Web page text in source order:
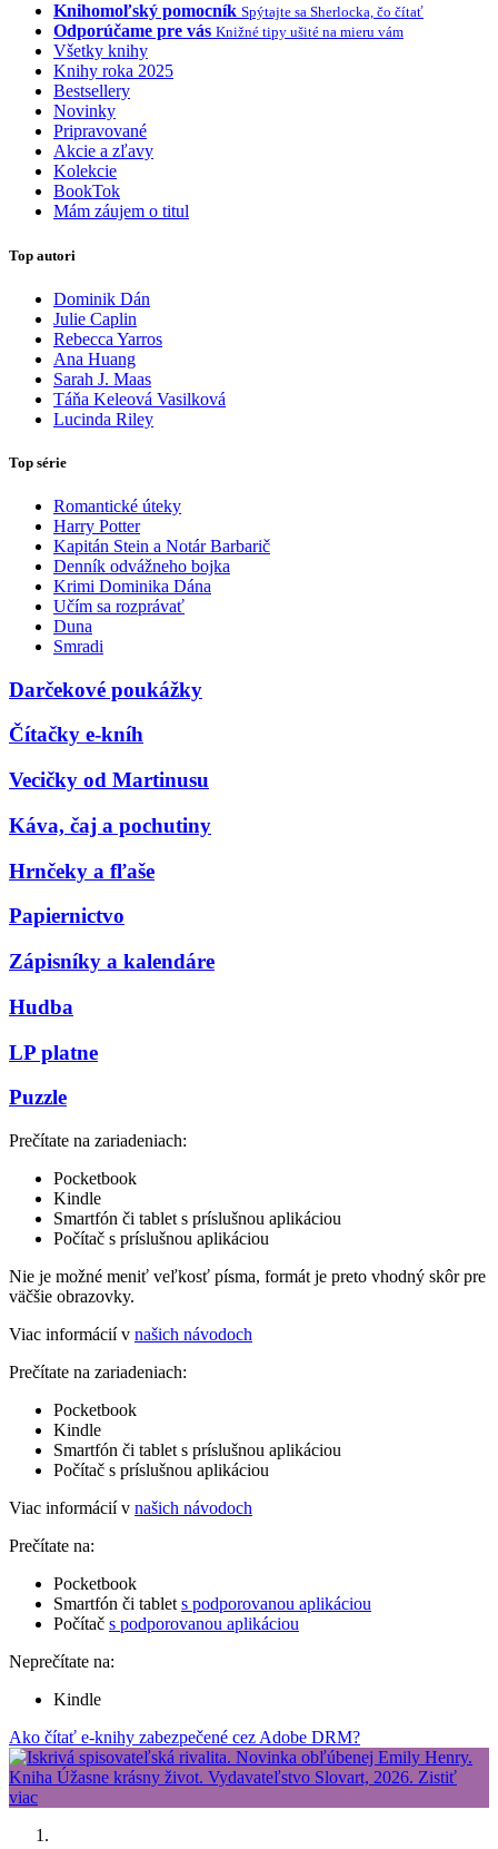
Knihomoľský pomocník Spýtajte sa Sherlocka, čo čítať
Odporúčame pre vás Knižné tipy ušité na mieru vám
Všetky knihy
Knihy roka 2025
Bestsellery
Novinky
Pripravované
Akcie a zľavy
Kolekcie
BookTok
Mám záujem o titul
Top autori
Dominik Dán
Julie Caplin
Rebecca Yarros
Ana Huang
Sarah J. Maas
Táňa Keleová Vasilková
Lucinda Riley
Top série
Romantické úteky
Harry Potter
Kapitán Stein a Notár Barbarič
Denník odvážneho bojka
Krimi Dominika Dána
Učím sa rozprávať
Duna
Smradi
Darčekové poukážky
Čítačky e-kníh
Vecičky od Martinusu
Káva, čaj a pochutiny
Hrnčeky a fľaše
Papiernictvo
Zápisníky a kalendáre
Hudba
LP platne
Puzzle
Prečítate na zariadeniach:
Pocketbook
Kindle
Smartfón či tablet s príslušnou aplikáciou
Počítač s príslušnou aplikáciou
Nie je možné meniť veľkosť písma, formát je preto vhodný skôr pre
väčšie obrazovky.
Viac informácií v našich návodoch
Prečítate na zariadeniach:
Pocketbook
Kindle
Smartfón či tablet s príslušnou aplikáciou
Počítač s príslušnou aplikáciou
Viac informácií v našich návodoch
Prečítate na:
Pocketbook
Smartfón či tablet s podporovanou aplikáciou
Počítač s podporovanou aplikáciou
Neprečítate na:
Kindle
Ako čítať e-knihy zabezpečené cez Adobe DRM?